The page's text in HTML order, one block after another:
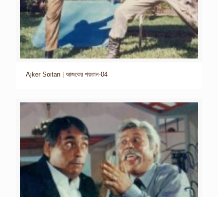
Ajker Soitan | আজকের শয়তান-04